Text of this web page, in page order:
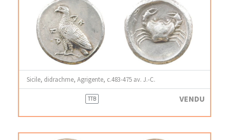
Sicile, didrachme, Agrigente, c.483-475 av. J.-C.
TTB VENDU